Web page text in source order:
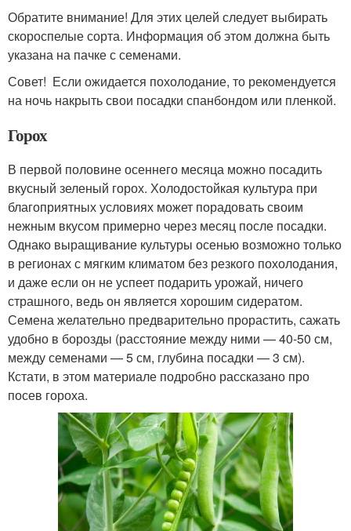
Обратите внимание! Для этих целей следует выбирать
скороспелые сорта. Информация об этом должна быть
указана на пачке с семенами.
Совет! Если ожидается похолодание, то рекомендуется
на ночь накрыть свои посадки спанбондом или пленкой.
Горох
В первой половине осеннего месяца можно посадить
вкусный зеленый горох. Холодостойкая культура при
благоприятных условиях может порадовать своим
нежным вкусом примерно через месяц после посадки.
Однако выращивание культуры осенью возможно только
в регионах с мягким климатом без резкого похолодания,
и даже если он не успеет подарить урожай, ничего
страшного, ведь он является хорошим сидератом.
Семена желательно предварительно прорастить, сажать
удобно в борозды (расстояние между ними — 40-50 см,
между семенами — 5 см, глубина посадки — 3 см).
Кстати, в этом материале подробно рассказано про
посев гороха.